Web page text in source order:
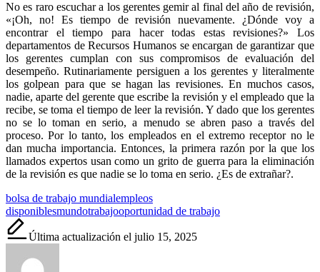
No es raro escuchar a los gerentes gemir al final del año de revisión,
«¡Oh, no! Es tiempo de revisión nuevamente. ¿Dónde voy a
encontrar el tiempo para hacer todas estas revisiones?» Los
departamentos de Recursos Humanos se encargan de garantizar que
los gerentes cumplan con sus compromisos de evaluación del
desempeño. Rutinariamente persiguen a los gerentes y literalmente
los golpean para que se hagan las revisiones. En muchos casos,
nadie, aparte del gerente que escribe la revisión y el empleado que la
recibe, se toma el tiempo de leer la revisión. Y dado que los gerentes
no se lo toman en serio, a menudo se abren paso a través del
proceso. Por lo tanto, los empleados en el extremo receptor no le
dan mucha importancia. Entonces, la primera razón por la que los
llamados expertos usan como un grito de guerra para la eliminación
de la revisión es que nadie se lo toma en serio. ¿Es de extrañar?.
Etiquetas:
bolsa de trabajo mundialempleos
disponiblesmundotrabajooportunidad de trabajo
Última actualización el julio 15, 2025